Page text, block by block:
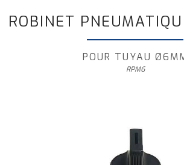
ROBINET
POUR TUYAU
RPM6